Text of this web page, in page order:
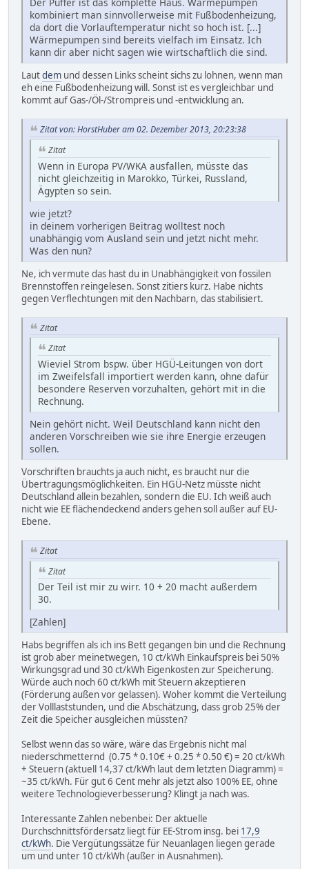
kombiniert man sinnvollerweise mit Fußbodenheizung,
da dort die Vorlauftemperatur nicht so hoch ist. [...]
Wärmepumpen sind bereits vielfach im Einsatz. Ich
kann dir aber nicht sagen wie wirtschaftlich die sind.
Lautdem und dessen Links scheint sichs zu lohnen, wenn man
eh eine Fußbodenheizung will. Sonst ist es vergleichbar und
kommt auf Gas-/Öl-/Strompreis und -entwicklung an.
Zitat von: HorstHuber am 02. Dezember 2013, 20:23:38
Zitat
Wenn in Europa PV/WKA ausfallen, müsste das
nicht gleichzeitig in Marokko, Türkei, Russland,
Ägypten so sein.
wie jetzt?
in deinem vorherigen Beitrag wolltest noch
unabhängig vom Ausland sein und jetzt nicht mehr.
Was den nun?
Ne, ich vermute das hast du in Unabhängigkeit von fossilen
Brennstoffen reingelesen. Sonst zitiers kurz. Habe nichts
gegen Verflechtungen mit den Nachbarn, das stabilisiert.
Zitat
Zitat
Wieviel Strom bspw. über HGÜ-Leitungen von dort
im Zweifelsfall importiert werden kann, ohne dafür
besondere Reserven vorzuhalten, gehört mit in die
Rechnung.
Nein gehört nicht. Weil Deutschland kann nicht den
anderen Vorschreiben wie sie ihre Energie erzeugen
sollen.
Vorschriften brauchts ja auch nicht, es braucht nur die
Übertragungsmöglichkeiten. Ein HGÜ-Netz müsste nicht
Deutschland allein bezahlen, sondern die EU. Ich weiß auch
nicht wie EE flächendeckend anders gehen soll außer auf EU-
Ebene.
Zitat
Zitat
Der Teil ist mir zu wirr. 10 + 20 macht außerdem
30.
[Zahlen]
Habs begriffen als ich ins Bett gegangen bin und die Rechnung
ist grob aber meinetwegen, 10 ct/kWh Einkaufspreis bei 50%
Wirkungsgrad und 30 ct/kWh Eigenkosten zur Speicherung.
Würde auch noch 60 ct/kWh mit Steuern akzeptieren
(Förderung außen vor gelassen). Woher kommt die Verteilung
der Volllaststunden, und die Abschätzung, dass grob 25% der
Zeit die Speicher ausgleichen müssten?
Selbst wenn das so wäre, wäre das Ergebnis nicht mal
niederschmetternd (0.75 * 0.10€ + 0.25 * 0.50 €) = 20 ct/kWh
+ Steuern (aktuell 14,37 ct/kWh laut dem letzten Diagramm) =
~35 ct/kWh. Für gut 6 Cent mehr als jetzt also 100% EE, ohne
weitere Technologieverbesserung? Klingt ja nach was.
Interessante Zahlen nebenbei: Der aktuelle
Durchschnittsfördersatz liegt für EE-Strom insg. bei 17,9
ct/kWh. Die Vergütungssätze für Neuanlagen liegen gerade
um und unter 10 ct/kWh (außer in Ausnahmen).